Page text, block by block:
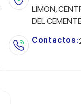
LIMON,
DEL
Contactos: